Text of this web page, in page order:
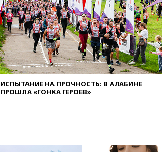
08:42 Силы ПВО сбили почти
400 БПЛА над российскими
регионами
08:16Лукашенко призвал
белорусов покупать избы в
селах
07:30Нигерия стала
крупнейшим поставщиком
авиатоплива в Европу
присутствие в Сеуте на фоне
ИСПЫТАНИЕ НА ПРОЧНОСТЬ: В АЛАБИНЕ
ПРОШЛА «ГОНКА ГЕРОЕВ»